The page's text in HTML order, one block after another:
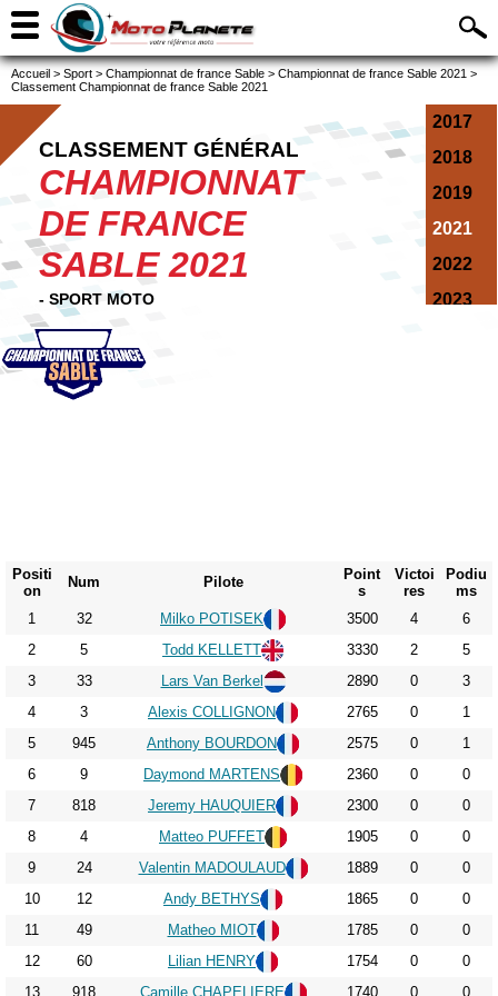
Accueil > Sport > Championnat de france Sable > Championnat de france Sable 2021 >
Classement Championnat de france Sable 2021
2017
2018
2019
2021
2022
2023
CLASSEMENT GÉNÉRAL
CHAMPIONNAT
DE FRANCE
SABLE 2021
- SPORT MOTO
Positi
on
Num Pilote
Point
s
Victoi
res
Podiu
ms
1
32 Milko POTISEK 3500 4
6
2
5 Todd KELLETT 3330 2
5
3
33 Lars Van Berkel 2890 0
3
4
3 Alexis COLLIGNON 2765 0
1
5
945 Anthony BOURDON 2575 0
1
6
9 Daymond MARTENS 2360 0
0
7
818 Jeremy HAUQUIER 2300 0
0
8
4 Matteo PUFFET 1905 0
0
9
24 Valentin MADOULAUD 1889 0
0
10
12 Andy BETHYS 1865 0
0
11
49 Matheo MIOT 1785 0
0
12
60 Lilian HENRY 1754 0
0
13
918 Camille CHAPELIERE 1740 0 0